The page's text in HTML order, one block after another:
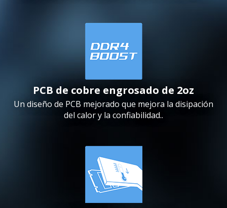
PCB de cobre engrosado de 2oz
Un diseño de PCB mejorado que mejora la disipación
del calor y la confiabilidad..